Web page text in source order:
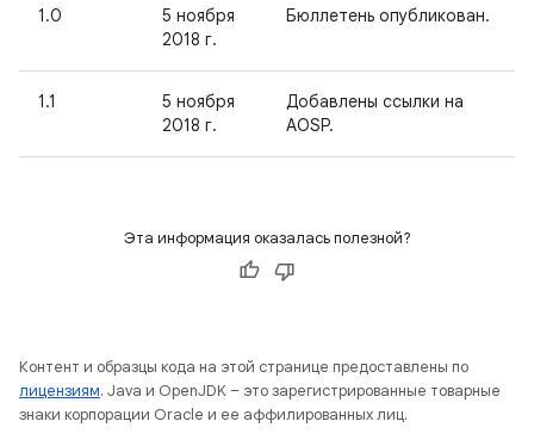
1.0
5 ноября
2018 г.
Бюллетень опубликован.
1.1
5 ноября
2018 г.
Добавлены ссылки на
AOSP.
Эта информация оказалась полезной?
Контент и образцы кода на этой странице предоставлены по
лицензиям. Java и OpenJDK – это зарегистрированные товарные
знаки корпорации Oracle и ее аффилированных лиц.